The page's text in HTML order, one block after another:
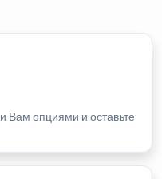
опциями и оставьте